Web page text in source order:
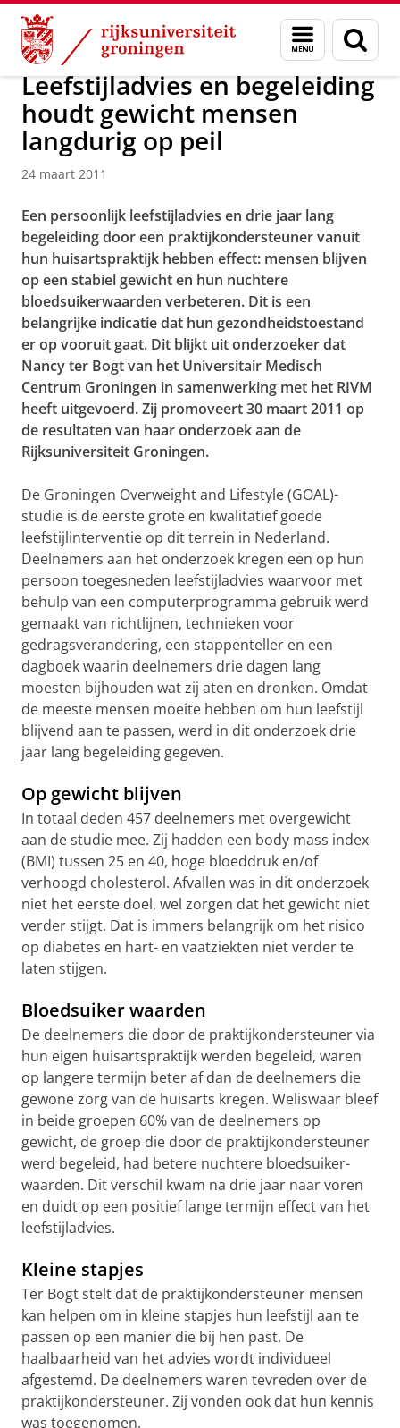
Skip
Content
Skip
Navigation
Menu
en
zoeken
Over ons Actueel Nieuws Nieuwsberichten
Leefstijladvies en begeleiding
houdt gewicht mensen
langdurig op peil
24 maart 2011
Een persoonlijk leefstijladvies en drie jaar lang
begeleiding door een praktijkondersteuner vanuit
hun huisartspraktijk hebben effect: mensen blijven
op een stabiel gewicht en hun nuchtere
bloedsuikerwaarden verbeteren. Dit is een
belangrijke indicatie dat hun gezondheidstoestand
er op vooruit gaat. Dit blijkt uit onderzoeker dat
Nancy ter Bogt van het Universitair Medisch
Centrum Groningen in samenwerking met het RIVM
heeft uitgevoerd. Zij promoveert 30 maart 2011 op
de resultaten van haar onderzoek aan de
Rijksuniversiteit Groningen.
De Groningen Overweight and Lifestyle (GOAL)-
studie is de eerste grote en kwalitatief goede
leefstijlinterventie op dit terrein in Nederland.
Deelnemers aan het onderzoek kregen een op hun
persoon toegesneden leefstijladvies waarvoor met
behulp van een computerprogramma gebruik werd
gemaakt van richtlijnen, technieken voor
gedragsverandering, een stappenteller en een
dagboek waarin deelnemers drie dagen lang
moesten bijhouden wat zij aten en dronken. Omdat
de meeste mensen moeite hebben om hun leefstijl
blijvend aan te passen, werd in dit onderzoek drie
jaar lang begeleiding gegeven.
Op gewicht blijven
In totaal deden 457 deelnemers met overgewicht
aan de studie mee. Zij hadden een body mass index
(BMI) tussen 25 en 40, hoge bloeddruk en/of
verhoogd cholesterol. Afvallen was in dit onderzoek
niet het eerste doel, wel zorgen dat het gewicht niet
verder stijgt. Dat is immers belangrijk om het risico
op diabetes en hart- en vaatziekten niet verder te
laten stijgen.
Bloedsuiker waarden
De deelnemers die door de praktijkondersteuner via
hun eigen huisartspraktijk werden begeleid, waren
op langere termijn beter af dan de deelnemers die
gewone zorg van de huisarts kregen. Weliswaar bleef
in beide groepen 60% van de deelnemers op
gewicht, de groep die door de praktijkondersteuner
werd begeleid, had betere nuchtere bloedsuiker-
waarden. Dit verschil kwam na drie jaar naar voren
en duidt op een positief lange termijn effect van het
leefstijladvies.
Kleine stapjes
Ter Bogt stelt dat de praktijkondersteuner mensen
kan helpen om in kleine stapjes hun leefstijl aan te
passen op een manier die bij hen past. De
haalbaarheid van het advies wordt individueel
afgestemd. De deelnemers waren tevreden over de
praktijkondersteuner. Zij vonden ook dat hun kennis
was toegenomen.